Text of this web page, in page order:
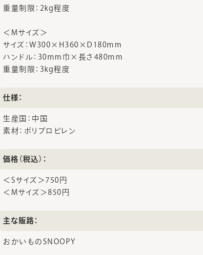
重量制限：2kg程度
＜Mサイズ＞
サイズ：W300×H360×D180mm
ハンドル：30mm巾×長さ480mm
重量制限：3kg程度
仕様：
生産国：中国
素材：ポリプロピレン
価格（税込）：
＜Sサイズ＞750円
＜Mサイズ＞850円
主な販路：
おかいものSNOOPY